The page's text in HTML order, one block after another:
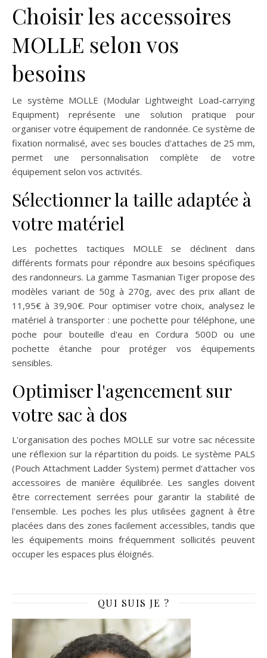
Choisir les accessoires
MOLLE selon vos
besoins
Le système MOLLE (Modular Lightweight Load-carrying
Equipment) représente une solution pratique pour
organiser votre équipement de randonnée. Ce système de
fixation normalisé, avec ses boucles d'attaches de 25 mm,
permet une personnalisation complète de votre
équipement selon vos activités.
Sélectionner la taille adaptée à
votre matériel
Les pochettes tactiques MOLLE se déclinent dans
différents formats pour répondre aux besoins spécifiques
des randonneurs. La gamme Tasmanian Tiger propose des
modèles variant de 50g à 270g, avec des prix allant de
11,95€ à 39,90€. Pour optimiser votre choix, analysez le
matériel à transporter : une pochette pour téléphone, une
poche pour bouteille d'eau en Cordura 500D ou une
pochette étanche pour protéger vos équipements
sensibles.
Optimiser l'agencement sur
votre sac à dos
L'organisation des poches MOLLE sur votre sac nécessite
une réflexion sur la répartition du poids. Le système PALS
(Pouch Attachment Ladder System) permet d'attacher vos
accessoires de manière équilibrée. Les sangles doivent
être correctement serrées pour garantir la stabilité de
l'ensemble. Les poches les plus utilisées gagnent à être
placées dans des zones facilement accessibles, tandis que
les équipements moins fréquemment sollicités peuvent
occuper les espaces plus éloignés.
QUI SUIS JE ?